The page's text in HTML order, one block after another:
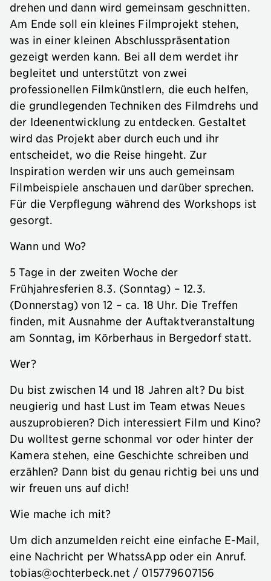
drehen und dann wird gemeinsam geschnitten.
Am Ende soll ein kleines Filmprojekt stehen,
was in einer kleinen Abschlusspräsentation
gezeigt werden kann. Bei all dem werdet ihr
begleitet und unterstützt von zwei
professionellen Filmkünstlern, die euch helfen,
die grundlegenden Techniken des Filmdrehs und
der Ideenentwicklung zu entdecken. Gestaltet
wird das Projekt aber durch euch und ihr
entscheidet, wo die Reise hingeht. Zur
Inspiration werden wir uns auch gemeinsam
Filmbeispiele anschauen und darüber sprechen.
Für die Verpflegung während des Workshops ist
gesorgt.
Wann und Wo?
5 Tage in der zweiten Woche der
Frühjahresferien 8.3. (Sonntag) – 12.3.
(Donnerstag) von 12 – ca. 18 Uhr. Die Treffen
finden, mit Ausnahme der Auftaktveranstaltung
am Sonntag, im Körberhaus in Bergedorf statt.
Wer?
Du bist zwischen 14 und 18 Jahren alt? Du bist
neugierig und hast Lust im Team etwas Neues
auszuprobieren? Dich interessiert Film und Kino?
Du wolltest gerne schonmal vor oder hinter der
Kamera stehen, eine Geschichte schreiben und
erzählen? Dann bist du genau richtig bei uns und
wir freuen uns auf dich!
Wie mache ich mit?
Um dich anzumelden reicht eine einfache E-Mail,
eine Nachricht per WhatssApp oder ein Anruf.
tobias@ochterbeck.net / 015779607156